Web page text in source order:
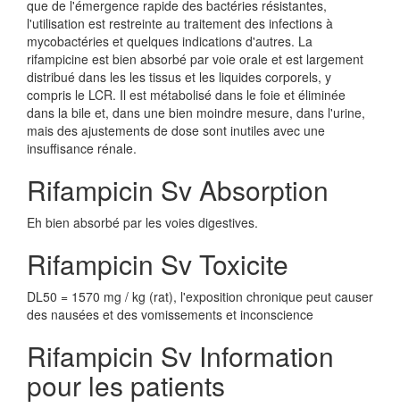
que de l'émergence rapide des bactéries résistantes,
l'utilisation est restreinte au traitement des infections à
mycobactéries et quelques indications d'autres. La
rifampicine est bien absorbé par voie orale et est largement
distribué dans les les tissus et les liquides corporels, y
compris le LCR. Il est métabolisé dans le foie et éliminée
dans la bile et, dans une bien moindre mesure, dans l'urine,
mais des ajustements de dose sont inutiles avec une
insuffisance rénale.
Rifampicin Sv Absorption
Eh bien absorbé par les voies digestives.
Rifampicin Sv Toxicite
DL50 = 1570 mg / kg (rat), l'exposition chronique peut causer
des nausées et des vomissements et inconscience
Rifampicin Sv Information
pour les patients